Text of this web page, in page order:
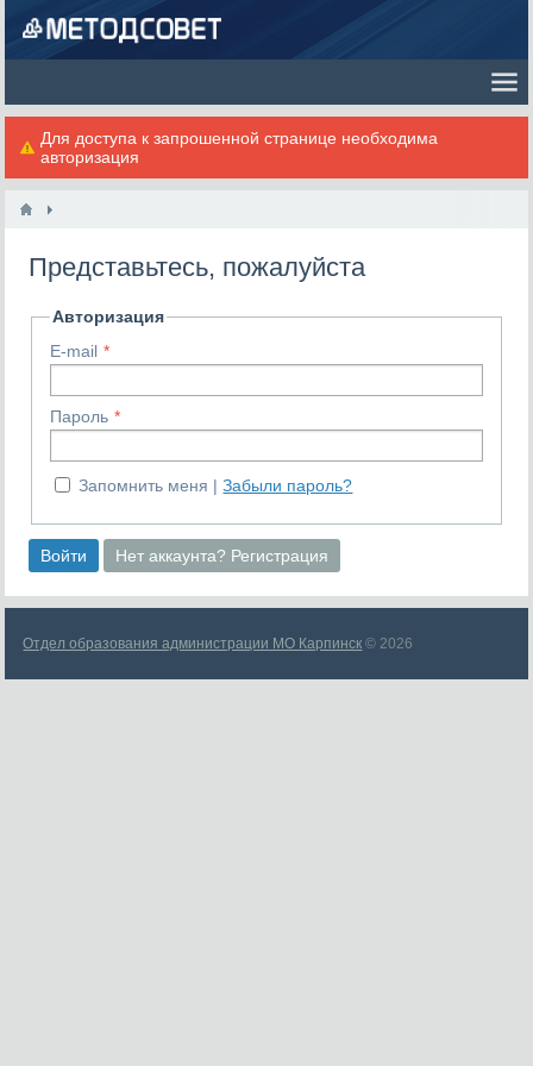
Для доступа к запрошенной странице необходима
авторизация
Представьтесь, пожалуйста
Авторизация
E-mail
Пароль
Запомнить меня Забыли пароль?
Войти Нет аккаунта? Регистрация
Отдел образования администрации МО Карпинск © 2026